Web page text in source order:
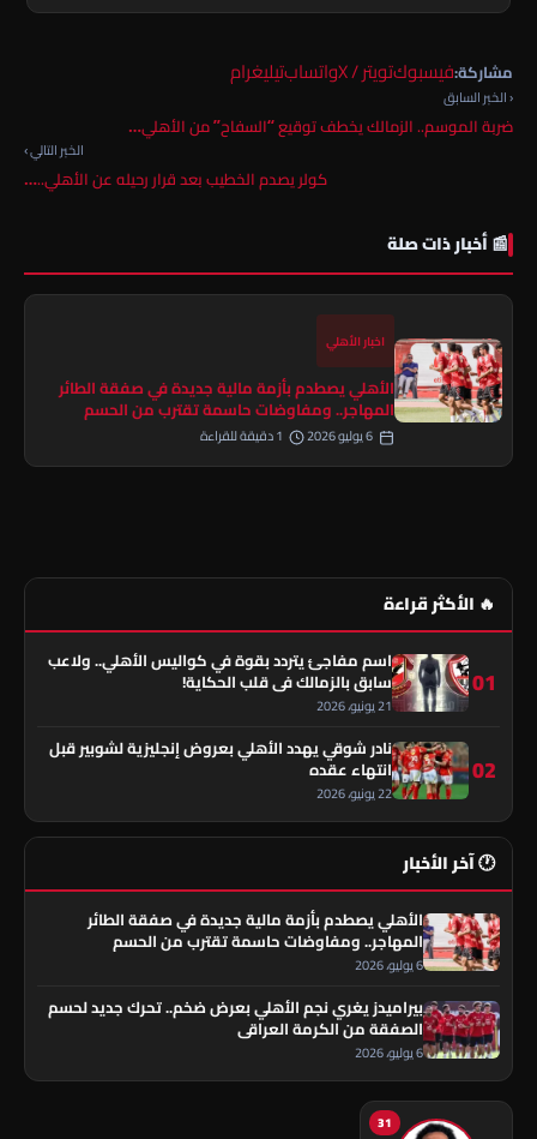
مشاركة:فيسبوكتويتر / X واتسابتيليغرام
‹ الخبر السابق
ضربة الموسم.. الزمالك يخطف توقيع “السفاح” من الأهلي…
الخبر التالي ›
كولر يصدم الخطيب بعد قرار رحيله عن الأهلي..…
📰 أخبار ذات صلة
اخبار الأهلي
الأهلي يصطدم بأزمة مالية جديدة في صفقة الطائر
المهاجر.. ومفاوضات حاسمة تقترب من الحسم
🔥 الأكثر قراءة
01
اسم مفاجئ يتردد بقوة في كواليس الأهلي.. ولاعب
سابق بالزمالك في قلب الحكاية!
21 يونيو، 2026
02
نادر شوقي يهدد الأهلي بعروض إنجليزية لشوبير قبل
انتهاء عقده
22 يونيو، 2026
🕐 آخر الأخبار
الأهلي يصطدم بأزمة مالية جديدة في صفقة الطائر
المهاجر.. ومفاوضات حاسمة تقترب من الحسم
6 يوليو، 2026
بيراميدز يغري نجم الأهلي بعرض ضخم.. تحرك جديد لحسم
الصفقة من الكرمة العراقي
6 يوليو، 2026
31